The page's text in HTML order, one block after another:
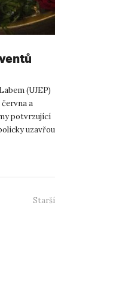
(UJEP)
a
potvrzující
uzavřou
Starší